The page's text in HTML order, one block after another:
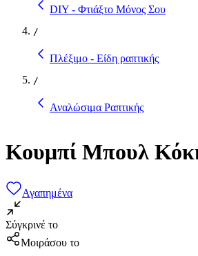
DIY - Φτιάξτο Μόνος Σου
/
Πλέξιμο - Είδη ραπτικής
/
Αναλώσιμα Ραπτικής
Κουμπί Μπουλ
Αγαπημένα
Σύγκρινέ το
Μοιράσου το